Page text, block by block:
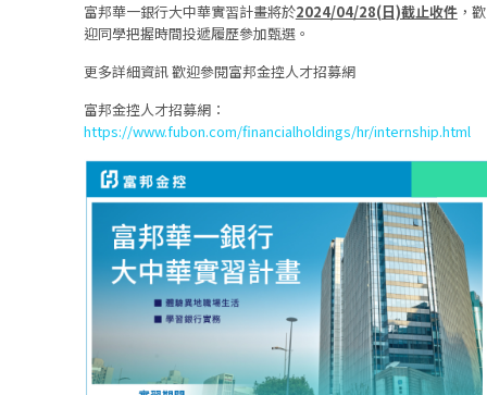
富邦華一銀行大中華實習計畫將於2024/04/28(日)截止收件，歡
迎同學把握時間投遞履歷參加甄選。
更多詳細資訊 歡迎參閱富邦金控人才招募網
富邦金控人才招募網：
https://www.fubon.com/financialholdings/hr/internship.html